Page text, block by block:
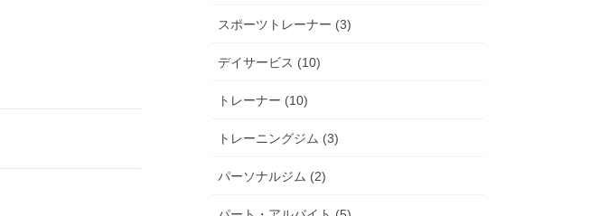
スポーツトレーナー (3)
デイサービス (10)
トレーナー (10)
トレーニングジム (3)
パーソナルジム (2)